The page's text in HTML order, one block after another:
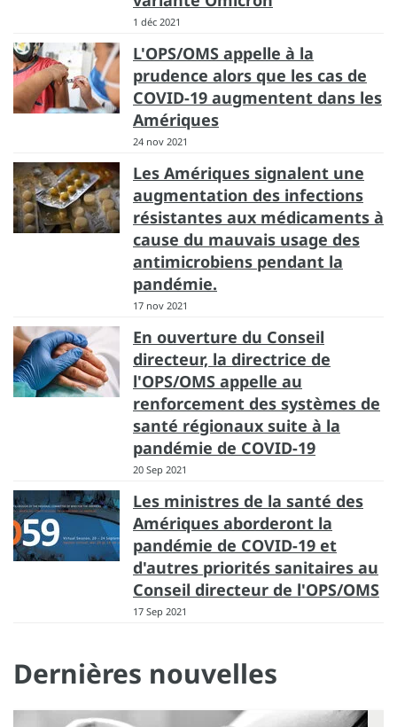
1 déc 2021
L'OPS/OMS appelle à la
prudence alors que les cas de
COVID-19 augmentent dans les
Amériques
24 nov 2021
Les Amériques signalent une
augmentation des infections
résistantes aux médicaments à
cause du mauvais usage des
antimicrobiens pendant la
pandémie.
17 nov 2021
En ouverture du Conseil
directeur, la directrice de
l'OPS/OMS appelle au
renforcement des systèmes de
santé régionaux suite à la
pandémie de COVID-19
20 Sep 2021
Les ministres de la santé des
Amériques aborderont la
pandémie de COVID-19 et
d'autres priorités sanitaires au
Conseil directeur de l'OPS/OMS
17 Sep 2021
Dernières nouvelles